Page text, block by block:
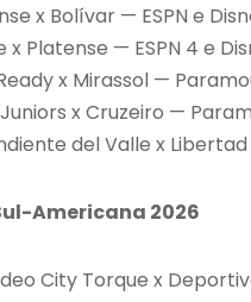
x Bolívar — ESPN e
x Platense — ESPN 4 e
x Mirassol —
x Cruzeiro —
del Valle x Libertad
Americana 2026
City Torque x